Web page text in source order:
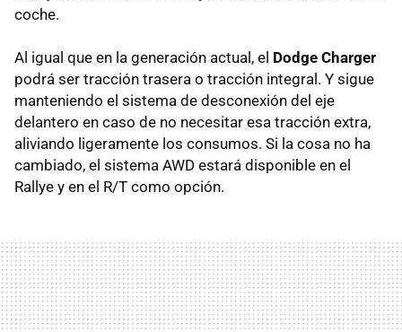
coche.
Al igual que en la generación actual, el Dodge Charger
podrá ser tracción trasera o tracción integral. Y sigue
manteniendo el sistema de desconexión del eje
delantero en caso de no necesitar esa tracción extra,
aliviando ligeramente los consumos. Si la cosa no ha
cambiado, el sistema AWD estará disponible en el
Rallye y en el R/T como opción.